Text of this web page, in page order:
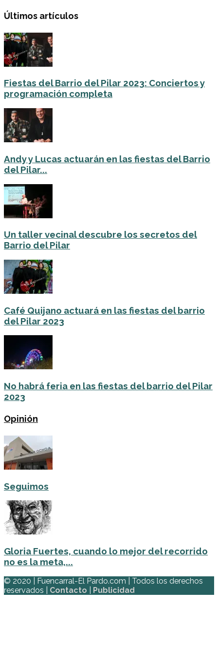
Últimos artículos
Fiestas del Barrio del Pilar 2023: Conciertos y
programación completa
Andy y Lucas actuarán en las fiestas del Barrio
del Pilar...
Un taller vecinal descubre los secretos del
Barrio del Pilar
Café Quijano actuará en las fiestas del barrio
del Pilar 2023
No habrá feria en las fiestas del barrio del Pilar
2023
Opinión
Seguimos
Gloria Fuertes, cuando lo mejor del recorrido
no es la meta,...
© 2020 | Fuencarral-El Pardo.com | Todos los derechos
reservados | Contacto Publicidad